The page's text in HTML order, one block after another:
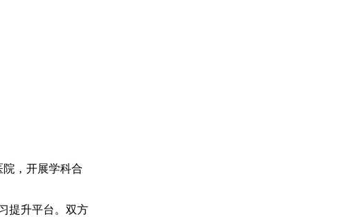
，开展学科合
提升平台。双方